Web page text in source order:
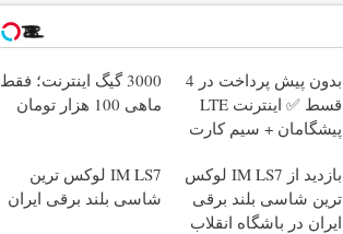
بدون پیش پرداخت در 4
قسط ✅ اینترنت LTE
پیشگامان + سیم کارت
3000 گیگ اینترنت؛ فقط
ماهی 100 هزار تومان
بازدید از IM LS7 لوکس
ترین شاسی بلند برقی
ایران در باشگاه انقلاب
IM LS7 لوکس ترین
شاسی بلند برقی ایران